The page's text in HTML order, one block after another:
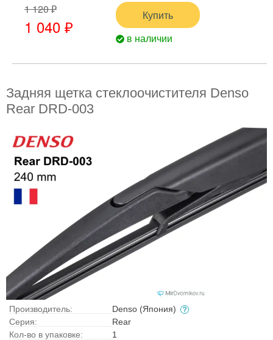
1 120 ₽
1 040 ₽
Купить
в наличии
Задняя щетка стеклоочистителя Denso
Rear DRD-003
Производитель:
Denso (Япония)
Серия:
Rear
Кол-во в упаковке:
1